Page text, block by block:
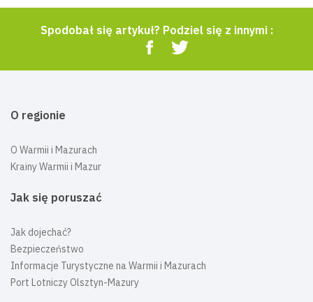
Spodobał się artykuł? Podziel się z innymi :
O regionie
O Warmii i Mazurach
Krainy Warmii i Mazur
Jak się poruszać
Jak dojechać?
Bezpieczeństwo
Informacje Turystyczne na Warmii i Mazurach
Port Lotniczy Olsztyn-Mazury